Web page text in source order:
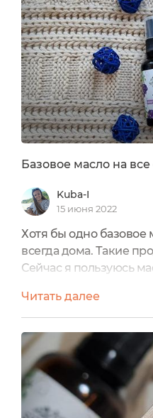
эластина, что очень
кожи. Защищает от
минимуму риск
Базовое масло на
Kuba-I
15 июня 2022
Хотя бы одно базовое
всегда дома. Такие
Сейчас я пользуюсь
упаковка, в которой
эффективность.В
масло виноградной
обеспечивает
волосами. С его
Читать далее